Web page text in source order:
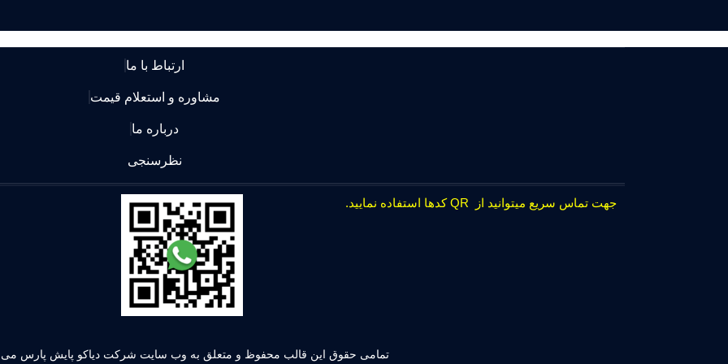
ارتباط با ما
مشاوره و استعلام قیمت
درباره ما
نظرسنجی
جهت تماس سریع میتوانید از QR کدها استفاده نمایید.
تمامی حقوق این قالب محفوظ و متعلق به وب سایت شرکت دیاکو پایش پارس می